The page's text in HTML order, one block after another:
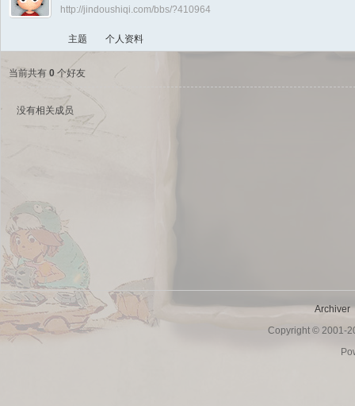
Di
uz!
›
http://jindoushiqi.com/bbs/?410964
主题 个人资料
当前共有 0 个好友
没有相关成员
Archiver
Copyright © 2001-